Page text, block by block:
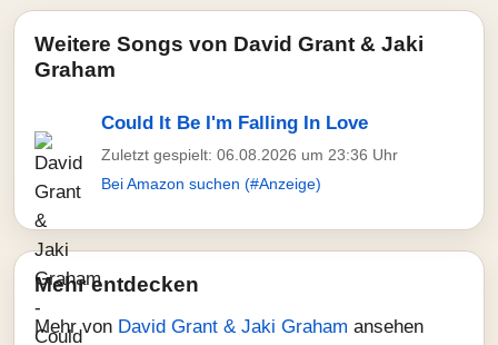
Weitere Songs von David Grant & Jaki
Graham
Could It Be I'm Falling In Love
Zuletzt gespielt: 06.08.2026 um 23:36 Uhr
Bei Amazon suchen (#Anzeige)
Mehr entdecken
Mehr von David Grant & Jaki Graham ansehen